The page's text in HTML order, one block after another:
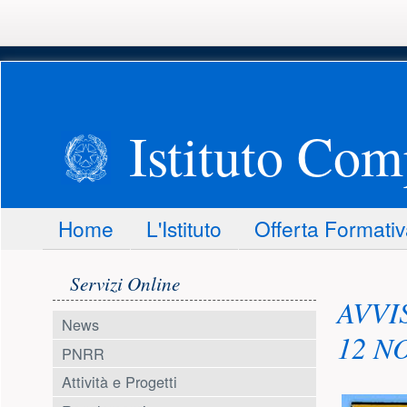
Istituto
Menu principale
Home L'Istituto Offerta
Menu laterale
Servizi Online
News
PNRR
Attività e Progetti
12